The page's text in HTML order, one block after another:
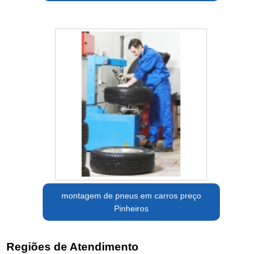
montagem de pneus em carros preço
Pinheiros
Regiões de Atendimento